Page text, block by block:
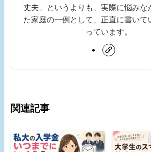
丈夫」というよりも、実際に悩みな
た家庭の一例として、正直に書いて
っています。
関連記事